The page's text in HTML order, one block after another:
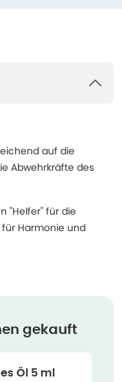
auf die
Abwehrkräfte des
"Helfer" für die
Harmonie und
gekauft
Öl 5 ml